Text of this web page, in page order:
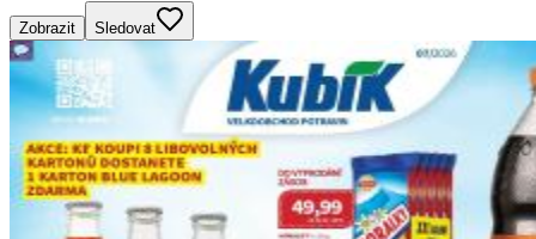
Zobrazit Sledovat